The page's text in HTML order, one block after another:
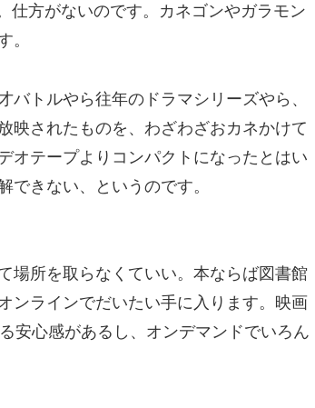
仕方がないのです。カネゴンやガラモン
。
バトルやら往年のドラマシリーズやら、
映されたものを、わざわざおカネかけて
オテープよりコンパクトになったとはい
できない、というのです。
場所を取らなくていい。本ならば図書館
ンラインでだいたい手に入ります。映画
安心感があるし、オンデマンドでいろん